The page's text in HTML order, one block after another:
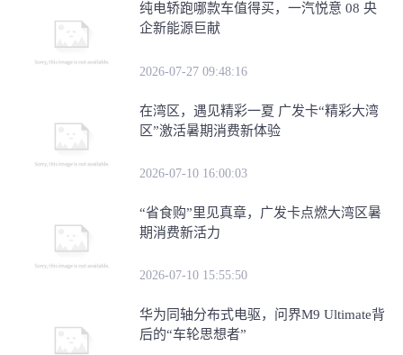
纯电轿跑哪款车值得买，一汽悦意 08 央
企新能源巨献
2026-07-27 09:48:16
在湾区，遇见精彩一夏 广发卡“精彩大湾
区”激活暑期消费新体验
2026-07-10 16:00:03
“省食购”里见真章，广发卡点燃大湾区暑
期消费新活力
2026-07-10 15:55:50
华为同轴分布式电驱，问界M9 Ultimate背
后的“车轮思想者”